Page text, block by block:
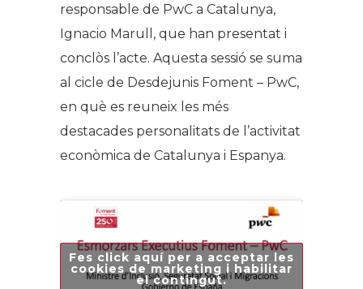
responsable de PwC a Catalunya,
Ignacio Marull, que han presentat i
conclòs l’acte. Aquesta sessió se suma
al cicle de Desdejunis Foment – PwC,
en què es reuneix les més
destacades personalitats de l’activitat
econòmica de Catalunya i Espanya.
Fes click aquí per a acceptar les
cookies de marketing i habilitar
el contingut.